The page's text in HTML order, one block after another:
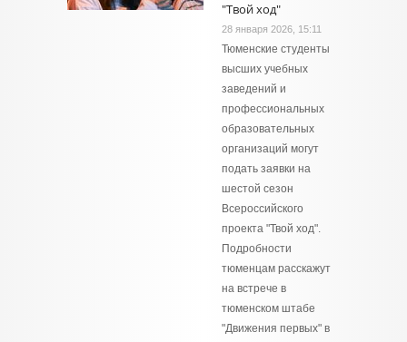
"Твой ход"
28 января 2026, 15:11
Тюменские студенты
высших учебных
заведений и
профессиональных
образовательных
организаций могут
подать заявки на
шестой сезон
Всероссийского
проекта "Твой ход".
Подробности
тюменцам расскажут
на встрече в
тюменском штабе
"Движения первых" в